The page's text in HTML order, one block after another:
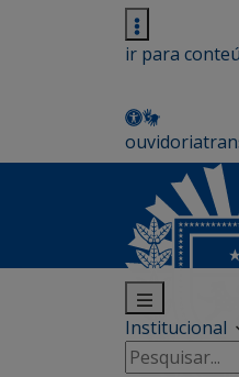
ir para
ouvidoria
Institucional
Pesquisar